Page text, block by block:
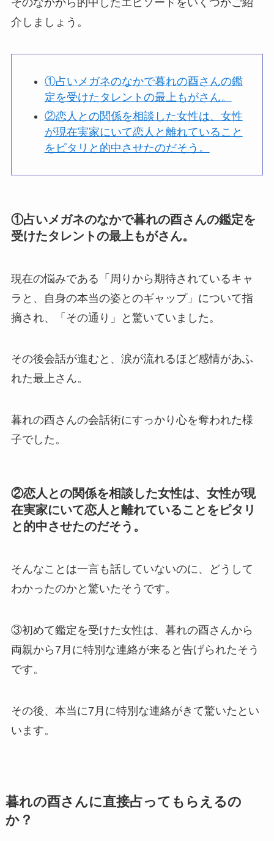
そのなかから的中したエピソードをいくつかご紹
介しましょう。
①占いメガネのなかで暮れの酉さんの鑑
定を受けたタレントの最上もがさん。
②恋人との関係を相談した女性は、女性
が現在実家にいて恋人と離れていること
をピタリと的中させたのだそう。
①占いメガネのなかで暮れの酉さんの鑑定を
受けたタレントの最上もがさん。
現在の悩みである「周りから期待されているキャ
ラと、自身の本当の姿とのギャップ」について指
摘され、「その通り」と驚いていました。
その後会話が進むと、涙が流れるほど感情があふ
れた最上さん。
暮れの酉さんの会話術にすっかり心を奪われた様
子でした。
②恋人との関係を相談した女性は、女性が現
在実家にいて恋人と離れていることをピタリ
と的中させたのだそう。
そんなことは一言も話していないのに、どうして
わかったのかと驚いたそうです。
③初めて鑑定を受けた女性は、暮れの酉さんから
両親から7月に特別な連絡が来ると告げられたそう
です。
その後、本当に7月に特別な連絡がきて驚いたとい
います。
暮れの酉さんに直接占ってもらえるの
か？